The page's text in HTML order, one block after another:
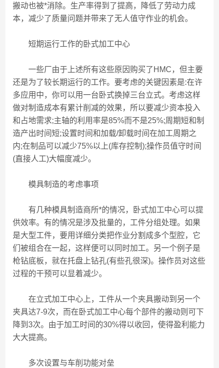
搬动也被*消除。生产率得到了提高，降低了劳动力成
本，减少了质量问题并带来了无人值守作业的机会。
短期运行工作的卧式加工中心
一些厂由于上述所有这些原因购买了HMC，但主要
还是为了较长期运行的工作。要考虑的关键因素是:在许
多应用中，你可以用一台卧式换掉三台立式。考虑这样
做对制造成本有累计削减的效果，所以要减少资本投入
和占地需求;主轴的利用率是85%而不是25%;周期短和制
造产出时间短;设置时间和加载/卸载时间在加工周期之
内;在制品可以减少75%以上(库存控制);操作员值守时间
(直接人工)大幅度减少。
模具制造的考虑事项
有几种模具制造商所*的情况，卧式加工中心可以提
供效率。有的情况是涉及批量的，工件分组处理。如果
是大型工件，要用详细分类把作业分割成多个型腔，它
们被组合在一起，这样便可以同时加工。另一个例子是
枪钻底板，就在托盘上钻孔(有些孔很深)。操作员对这些
过程的干预可以显着减少。
在立式加工中心上，工件从一个夹具搬动到另一个
夹具达7-9次，而在卧式加工中心每个部件的搬动则可下
降到3次。由于加工时间的30%得以收回，使得盈利能力
大大提高。
多次设置与车削功能对垒